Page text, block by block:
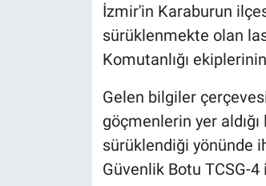
İzmir'in Karaburun
sürüklenmekte olan
Komutanlığı
Gelen bilgiler
göçmenlerin yer
sürüklendiği yönünde
Güvenlik Botu TCSG-